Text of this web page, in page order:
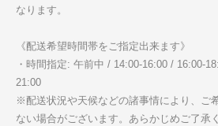
なります。
《配送希望時間帯をご指定出来ます》
・時間指定: 午前中 / 14:00-16:00 / 16:00-
21:00
※配送状況や天候などの諸事情により、ご
ない場合がございます。あらかじめご了承